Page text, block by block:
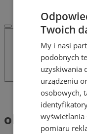
Tag: obszar
obszar
Twoich
My i nasi
podobnych
uzyskiwania
urządzeniu
osobowych,
wyświetlania
pomiaru